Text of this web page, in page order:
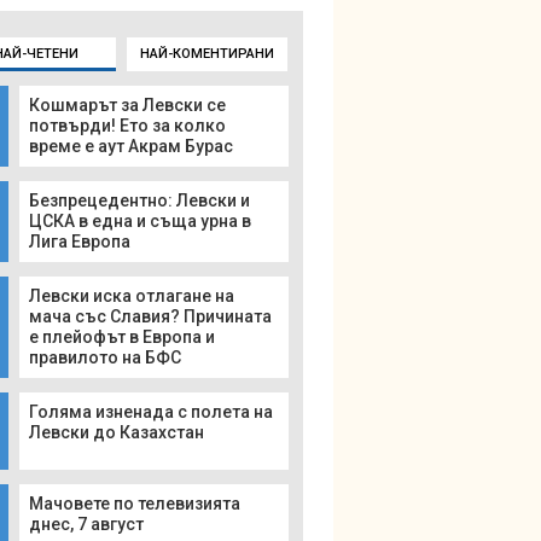
ЧЕТЕНИ НАЙ-КОМЕНТИРАНИ
Кошмарът за Левски се
потвърди! Ето за колко
време е аут Акрам Бурас
Безпрецедентно: Левски и
ЦСКА в една и съща урна в
Лига Европа
Левски иска отлагане на
мача със Славия? Причината
е плейофът в Европа и
правилото на БФС
Голяма изненада с полета на
Левски до Казахстан
Мачовете по телевизията
днес, 7 август